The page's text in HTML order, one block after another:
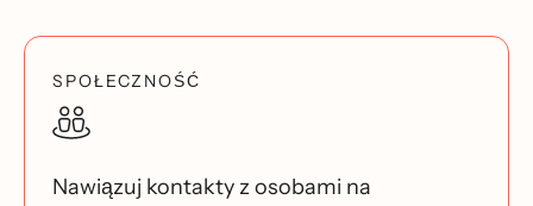
SPOŁECZNOŚĆ
Nawiązuj kontakty z osobami na